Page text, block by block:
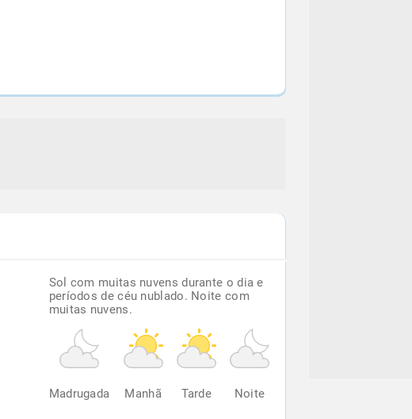
Sol com muitas nuvens durante o dia e
períodos de céu nublado. Noite com
muitas nuvens.
Madrugada Manhã Tarde Noite